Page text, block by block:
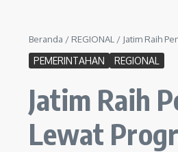
Beranda / REGIONAL / Jatim Raih
PEMERINTAHAN REGIONAL
Jatim Raih
Lewat